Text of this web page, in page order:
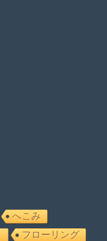
へこみ
フローリング